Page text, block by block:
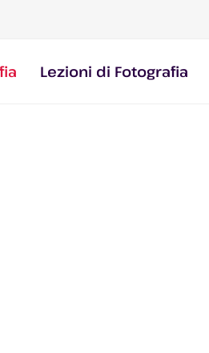
Lezioni di Fotografia